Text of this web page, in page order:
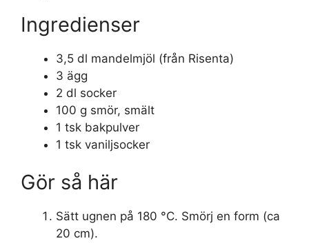
Ingredienser
3,5 dl mandelmjöl (från Risenta)
3 ägg
2 dl socker
100 g smör, smält
1 tsk bakpulver
1 tsk vaniljsocker
Gör så här
Sätt ugnen på 180 °C. Smörj en form (ca
20 cm).